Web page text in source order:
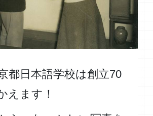
都日本語学校は創立70
えます！